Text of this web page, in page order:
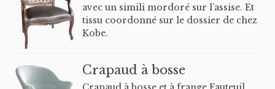
avec un simili mordoré sur l’assise. Et
tissu coordonné sur le dossier de chez
Kobe.
Crapaud à bosse